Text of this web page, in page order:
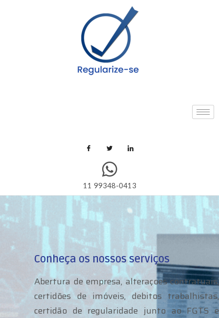
11 99348-0413
Conheça os nossos serviços
Abertura de empresa, alteraçoes contratuais,
certidões de imóveis, debitos trabalhistas,
certidão de regularidade junto ao FGTS e